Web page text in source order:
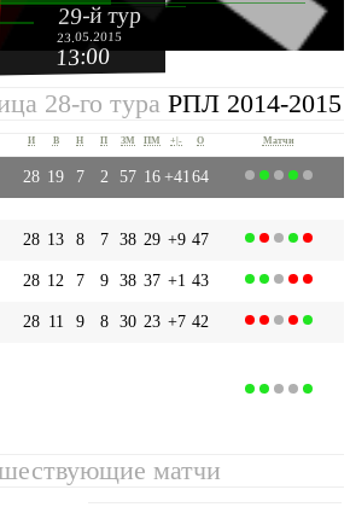
29-й тур
23.05.2015
13:00
28-го тура РПЛ 2014-2015
И В Н П ЗМ ПМ +|- О Матчи
28 19 7 2 57 16+4164
28 13 8 7 38 29 +9 47
28 12 7 9 38 37 +1 43
28 11 9 8 30 23 +7 42
матчи